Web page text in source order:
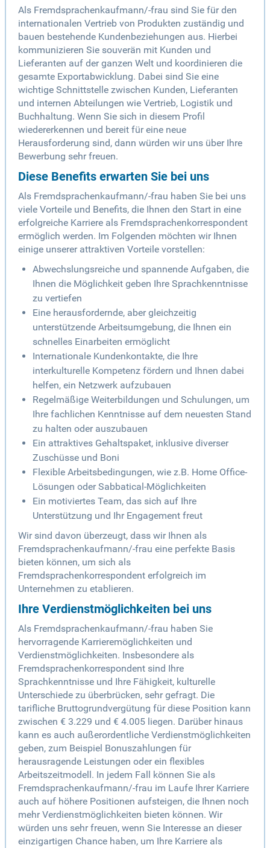
Als Fremdsprachenkaufmann/-frau sind Sie für den
internationalen Vertrieb von Produkten zuständig und
bauen bestehende Kundenbeziehungen aus. Hierbei
kommunizieren Sie souverän mit Kunden und
Lieferanten auf der ganzen Welt und koordinieren die
gesamte Exportabwicklung. Dabei sind Sie eine
wichtige Schnittstelle zwischen Kunden, Lieferanten
und internen Abteilungen wie Vertrieb, Logistik und
Buchhaltung. Wenn Sie sich in diesem Profil
wiedererkennen und bereit für eine neue
Herausforderung sind, dann würden wir uns über Ihre
Bewerbung sehr freuen.
Diese Benefits erwarten Sie bei uns
Als Fremdsprachenkaufmann/-frau haben Sie bei uns
viele Vorteile und Benefits, die Ihnen den Start in eine
erfolgreiche Karriere als Fremdsprachenkorrespondent
ermöglich werden. Im Folgenden möchten wir Ihnen
einige unserer attraktiven Vorteile vorstellen:
Abwechslungsreiche und spannende Aufgaben, die
Ihnen die Möglichkeit geben Ihre Sprachkenntnisse
zu vertiefen
Eine herausfordernde, aber gleichzeitig
unterstützende Arbeitsumgebung, die Ihnen ein
schnelles Einarbeiten ermöglicht
Internationale Kundenkontakte, die Ihre
interkulturelle Kompetenz fördern und Ihnen dabei
helfen, ein Netzwerk aufzubauen
Regelmäßige Weiterbildungen und Schulungen, um
Ihre fachlichen Kenntnisse auf dem neuesten Stand
zu halten oder auszubauen
Ein attraktives Gehaltspaket, inklusive diverser
Zuschüsse und Boni
Flexible Arbeitsbedingungen, wie z.B. Home Office-
Lösungen oder Sabbatical-Möglichkeiten
Ein motiviertes Team, das sich auf Ihre
Unterstützung und Ihr Engagement freut
Wir sind davon überzeugt, dass wir Ihnen als
Fremdsprachenkaufmann/-frau eine perfekte Basis
bieten können, um sich als
Fremdsprachenkorrespondent erfolgreich im
Unternehmen zu etablieren.
Ihre Verdienstmöglichkeiten bei uns
Als Fremdsprachenkaufmann/-frau haben Sie
hervorragende Karrieremöglichkeiten und
Verdienstmöglichkeiten. Insbesondere als
Fremdsprachenkorrespondent sind Ihre
Sprachkenntnisse und Ihre Fähigkeit, kulturelle
Unterschiede zu überbrücken, sehr gefragt. Die
tarifliche Bruttogrundvergütung für diese Position kann
zwischen € 3.229 und € 4.005 liegen. Darüber hinaus
kann es auch außerordentliche Verdienstmöglichkeiten
geben, zum Beispiel Bonuszahlungen für
herausragende Leistungen oder ein flexibles
Arbeitszeitmodell. In jedem Fall können Sie als
Fremdsprachenkaufmann/-frau im Laufe Ihrer Karriere
auch auf höhere Positionen aufsteigen, die Ihnen noch
mehr Verdienstmöglichkeiten bieten können. Wir
würden uns sehr freuen, wenn Sie Interesse an dieser
einzigartigen Chance haben, um Ihre Karriere als